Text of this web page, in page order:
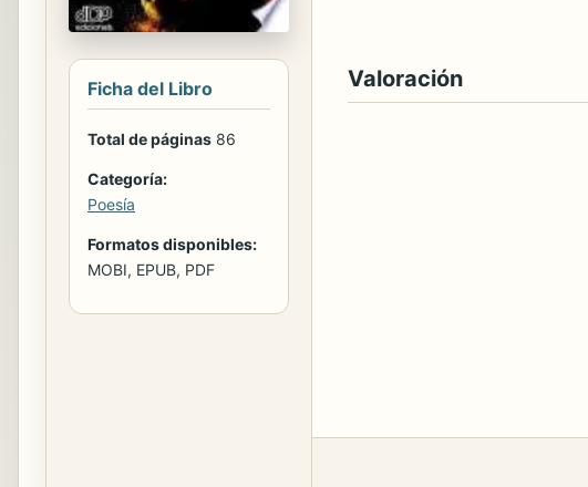
Ficha del Libro
Total de páginas 86
Categoría:
Poesía
Formatos disponibles:
MOBI, EPUB, PDF
Valoración